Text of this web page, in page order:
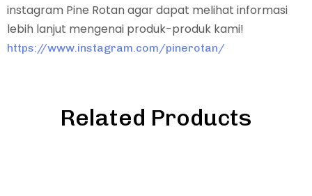
instagram Pine Rotan agar dapat melihat informasi
lebih lanjut mengenai produk-produk kami!
https://www.instagram.com/pinerotan/
Related Products